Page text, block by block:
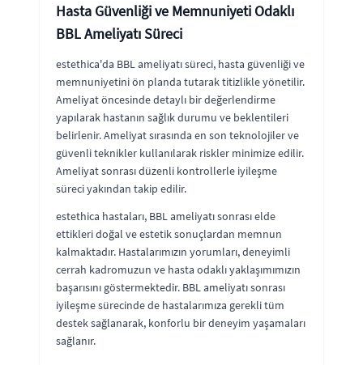
Hasta Güvenliği ve Memnuniyeti Odaklı
BBL Ameliyatı Süreci
estethica'da BBL ameliyatı süreci, hasta güvenliği ve
memnuniyetini ön planda tutarak titizlikle yönetilir.
Ameliyat öncesinde detaylı bir değerlendirme
yapılarak hastanın sağlık durumu ve beklentileri
belirlenir. Ameliyat sırasında en son teknolojiler ve
güvenli teknikler kullanılarak riskler minimize edilir.
Ameliyat sonrası düzenli kontrollerle iyileşme
süreci yakından takip edilir.
estethica hastaları, BBL ameliyatı sonrası elde
ettikleri doğal ve estetik sonuçlardan memnun
kalmaktadır. Hastalarımızın yorumları, deneyimli
cerrah kadromuzun ve hasta odaklı yaklaşımımızın
başarısını göstermektedir. BBL ameliyatı sonrası
iyileşme sürecinde de hastalarımıza gerekli tüm
destek sağlanarak, konforlu bir deneyim yaşamaları
sağlanır.